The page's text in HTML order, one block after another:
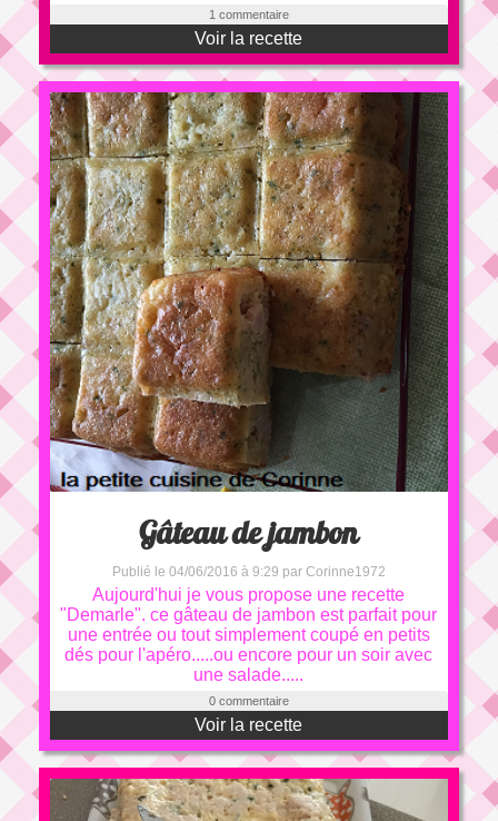
1 commentaire
Voir la recette
Gâteau de jambon
Publié le 04/06/2016 à 9:29 par Corinne1972
Aujourd'hui je vous propose une recette
"Demarle". ce gâteau de jambon est parfait pour
une entrée ou tout simplement coupé en petits
dés pour l'apéro.....ou encore pour un soir avec
une salade.....
0 commentaire
Voir la recette